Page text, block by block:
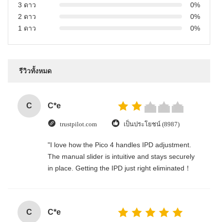
3 ดาว
0%
2 ดาว
0%
1 ดาว
0%
รีวิวทั้งหมด
C C*e
trustpilot.com เป็นประโยชน์ (8987)
"I love how the Pico 4 handles IPD adjustment.
The manual slider is intuitive and stays securely
in place. Getting the IPD just right eliminated！
C C*e